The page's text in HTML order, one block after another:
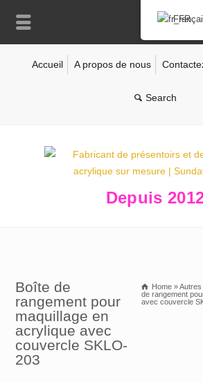
Accueil A propos de nous
Depuis
Boîte de
rangement pour
maquillage en
acrylique avec
couvercle SKLO-
203
Home »
de rangement
avec couvercle